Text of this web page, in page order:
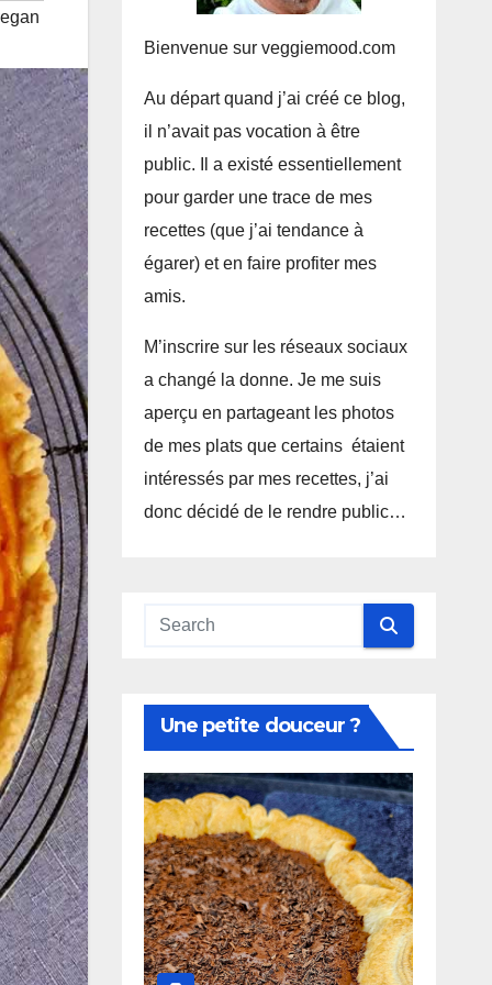
Bienvenue sur veggiemood.com
Au départ quand j’ai créé ce blog,
il n’avait pas vocation à être
public. Il a existé essentiellement
pour garder une trace de mes
recettes (que j’ai tendance à
égarer) et en faire profiter mes
amis.
M’inscrire sur les réseaux sociaux
a changé la donne. Je me suis
aperçu en partageant les photos
de mes plats que certains étaient
intéressés par mes recettes, j’ai
donc décidé de le rendre public…
Une petite douceur ?